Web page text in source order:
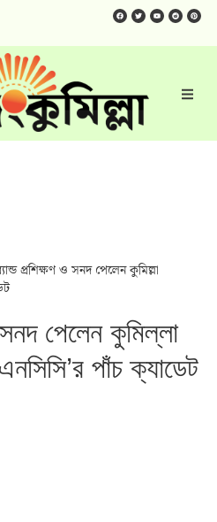
প্রশিক্ষণ ও সনদ পেলেন কুমিল্লা
পেলেন কুমিল্লা
পাঁচ ক্যাডেট